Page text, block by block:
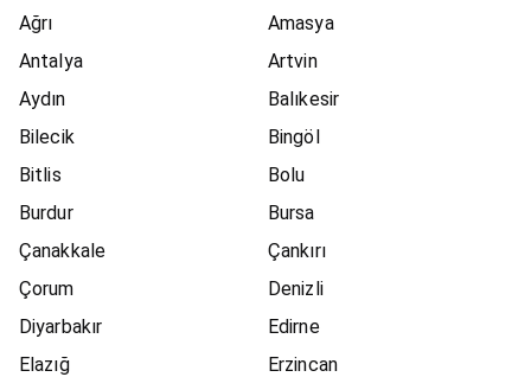
Ağrı
Amasya
Antalya
Artvin
Aydın
Balıkesir
Bilecik
Bingöl
Bitlis
Bolu
Burdur
Bursa
Çanakkale
Çankırı
Çorum
Denizli
Diyarbakır
Edirne
Elazığ
Erzincan